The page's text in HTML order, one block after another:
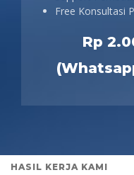
Free Konsultasi
Rp
HASIL KERJA KAMI